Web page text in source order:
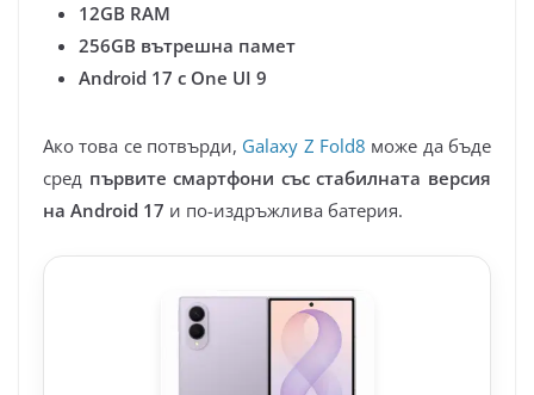
12GB RAM
256GB вътрешна памет
Android 17 с One UI 9
Ако това се потвърди, Galaxy Z Fold8 може да бъде
сред първите смартфони със стабилната версия
на Android 17 и по-издръжлива батерия.